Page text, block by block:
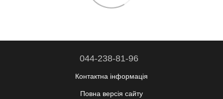
044-238-81-96
Контактна інформація
Повна версія сайту